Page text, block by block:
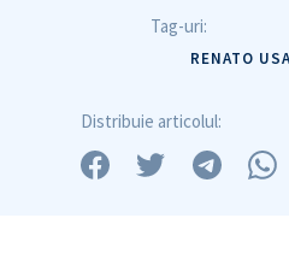
Tag-uri:
RENATO
Distribuie articolul: